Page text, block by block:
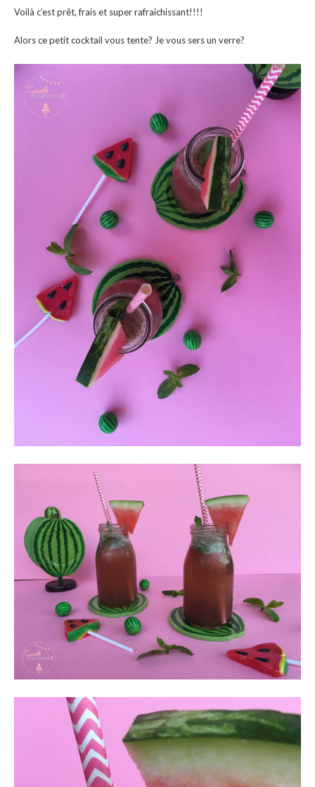
Voilà c’est prêt, frais et super rafraichissant!!!!
Alors ce petit cocktail vous tente? Je vous sers un verre?